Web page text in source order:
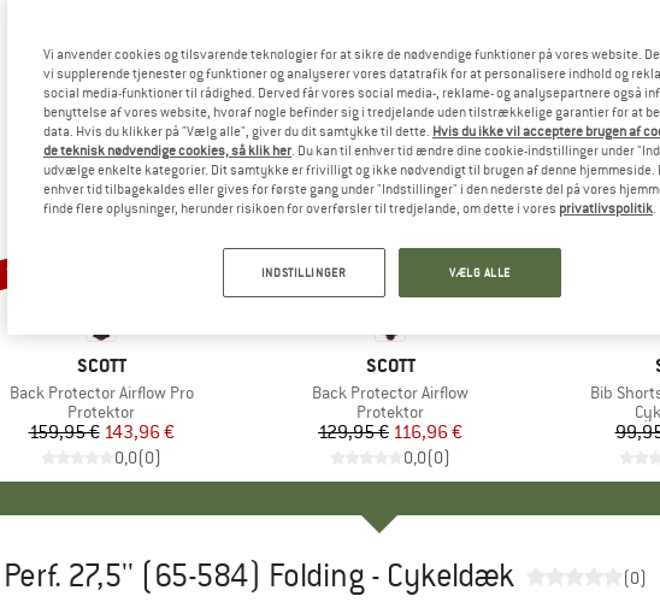
MÆRKE
SCOTT
Artikel
Back Protector Airflow Pro
Produktgruppe
Protektor
Pris
159,95 € Nedsat pris
143,96 €
0,0(0)
10%
MÆRKE
SCOTT
Artikel
Back Protector Airflow
Produktgruppe
Protektor
Pris
129,95 € Nedsat pris
116,96 €
0,0(0)
Rabat
10%
Artikel
Bib
27,5'' (65-584) Folding - Cykeldæk (0)
Vi anvender cookies og tilsvarende teknologier for at sikre de nødvendige funktioner på vores website.
vi supplerende tjenester og funktioner og analyserer vores datatrafik for at personalisere indhold og
social media-funktioner til rådighed. Derved får vores social media-, reklame- og analysepartnere også
benyttelse af vores website, hvoraf nogle befinder sig i tredjelande uden tilstrækkelige garantier for at
data. Hvis du klikker på "Vælg alle", giver du dit samtykke til dette. Hvis du ikke vil acceptere brugen af
de teknisk nødvendige cookies, så klik her. Du kan til enhver tid ændre dine cookie-indstillinger under
udvælge enkelte kategorier. Dit samtykke er frivilligt og ikke nødvendigt til brugen af denne hjemmeside.
enhver tid tilbagekaldes eller gives for første gang under "Indstillinger" i den nederste del på vores
finde flere oplysninger, herunder risikoen for overførsler til tredjelande, om dette i vores privatlivspolitik.
INDSTILLINGER VÆLG ALLE